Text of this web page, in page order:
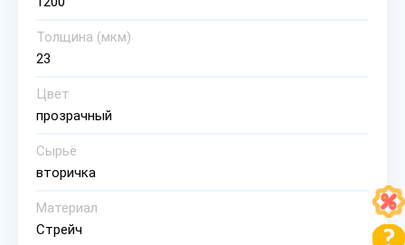
Толщина (мкм)
23
Цвет
прозрачный
Сырьё
вторичка
Материал
Стрейч